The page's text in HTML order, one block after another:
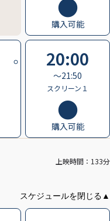
購入可能
20:00
〜21:50
スクリーン１
購入可能
上映時間：133分